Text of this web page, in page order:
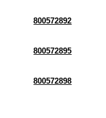
800572892
800572895
800572898